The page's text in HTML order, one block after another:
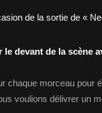
devant de la scène
chaque morceau pour
voulions délivrer un